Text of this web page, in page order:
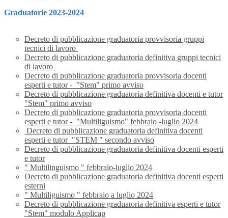
Graduatorie 2023-2024
Decreto di pubblicazione graduatoria provvisoria gruppi
tecnici di lavoro
Decreto di pubblicazione graduatoria definitiva gruppi tecnici
di lavoro
Decreto di pubblicazione graduatoria provvisoria docenti
esperti e tutor - "Stem" primo avviso
Decreto di pubblicazione graduatoria definitiva docenti e tutor
"Stem" primo avviso
Decreto di pubblicazione graduatoria provvisoria docenti
esperti e tutor - "Multiliguismo" febbraio -luglio 2024
Decreto di pubblicazione graduatoria definitiva docenti
esperti e tutor "STEM " secondo avviso
Decreto di pubblicazione graduatoria definitiva docenti esperti
e tutor
" Multilinguismo " febbraio-luglio 2024
Decreto di pubblicazione graduatoria definitiva docenti esperti
esterni
" Multiliguismo " febbraio a luglio 2024
Decreto di pubblicazione graduatoria definitiva esperti e tutor
"Stem" modulo Applicap